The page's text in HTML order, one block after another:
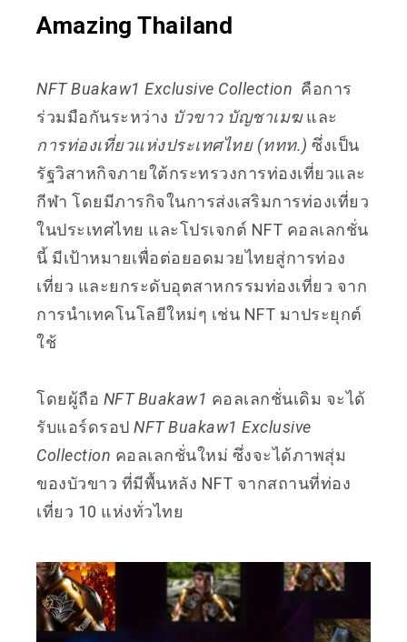
Amazing Thailand
NFT Buakaw1 Exclusive Collection คือการ
ร่วมมือกันระหว่าง บัวขาว บัญชาเมฆและ
การท่องเที่ยวแห่งประเทศไทย (ททท.) ซึ่งเป็น
รัฐวิสาหกิจภายใต้กระทรวงการท่องเที่ยวและ
กีฬา โดยมีภารกิจในการส่งเสริมการท่องเที่ยว
ในประเทศไทย และโปรเจกต์ NFT คอลเลกชั่น
นี้ มีเป้าหมายเพื่อต่อยอดมวยไทยสู่การท่อง
เที่ยว และยกระดับอุตสาหกรรมท่องเที่ยว จาก
การนำเทคโนโลยีใหม่ๆ เช่น NFT มาประยุกต์
ใช้
โดยผู้ถือ NFT Buakaw1 คอลเลกชั่นเดิม จะได้
รับแอร์ดรอป NFT Buakaw1 Exclusive
Collection คอลเลกชั่นใหม่ ซึ่งจะได้ภาพสุ่ม
ของบัวขาว ที่มีพื้นหลัง NFT จากสถานที่ท่อง
เที่ยว 10 แห่งทั่วไทย